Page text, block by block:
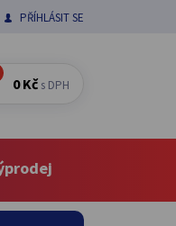
PŘÍHLÁSIT SE
0 Kč s DPH